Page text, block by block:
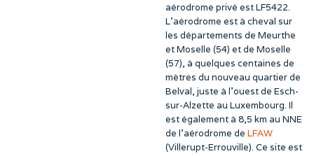
aérodrome privé est LF5422.
L’aérodrome est à cheval sur
les départements de Meurthe
et Moselle (54) et de Moselle
(57), à quelques centaines de
mètres du nouveau quartier de
Belval, juste à l’ouest de Esch-
sur-Alzette au Luxembourg. Il
est également à 8,5 km au NNE
de l’aérodrome de LFAW
(Villerupt-Errouville). Ce site est